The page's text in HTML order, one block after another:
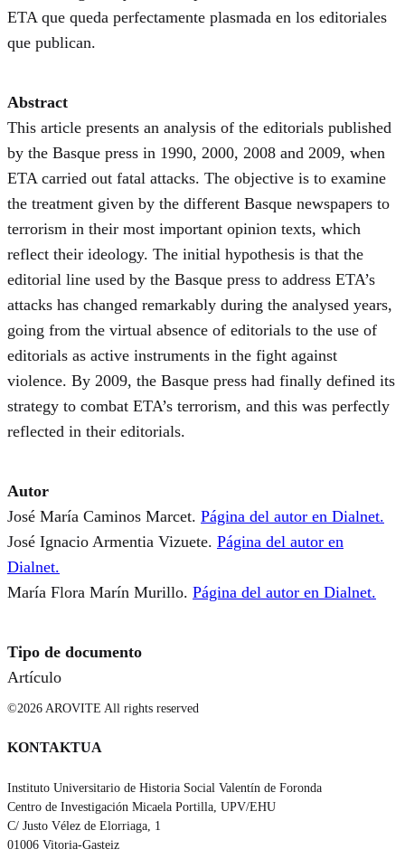
ETA que queda perfectamente plasmada en los editoriales
que publican.
Abstract
This article presents an analysis of the editorials published
by the Basque press in 1990, 2000, 2008 and 2009, when
ETA carried out fatal attacks. The objective is to examine
the treatment given by the different Basque newspapers to
terrorism in their most important opinion texts, which
reflect their ideology. The initial hypothesis is that the
editorial line used by the Basque press to address ETA’s
attacks has changed remarkably during the analysed years,
going from the virtual absence of editorials to the use of
editorials as active instruments in the fight against
violence. By 2009, the Basque press had finally defined its
strategy to combat ETA’s terrorism, and this was perfectly
reflected in their editorials.
Autor
José María Caminos Marcet. Página del autor en Dialnet.
José Ignacio Armentia Vizuete. Página del autor en
Dialnet.
María Flora Marín Murillo. Página del autor en Dialnet.
Tipo de documento
Artículo
©2026 AROVITE All rights reserved
KONTAKTUA
Instituto Universitario de Historia Social Valentín de Foronda
Centro de Investigación Micaela Portilla, UPV/EHU
C/ Justo Vélez de Elorriaga, 1
01006 Vitoria-Gasteiz